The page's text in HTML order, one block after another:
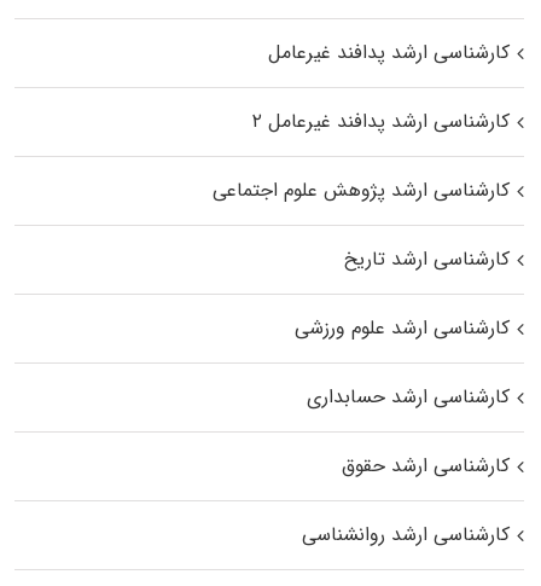
کارشناسی ارشد پدافند غیرعامل
کارشناسی ارشد پدافند غیرعامل ۲
کارشناسی ارشد پژوهش علوم اجتماعی
کارشناسی ارشد تاریخ
کارشناسی ارشد علوم ورزشی
کارشناسی ارشد حسابداری
کارشناسی ارشد حقوق
کارشناسی ارشد روانشناسی